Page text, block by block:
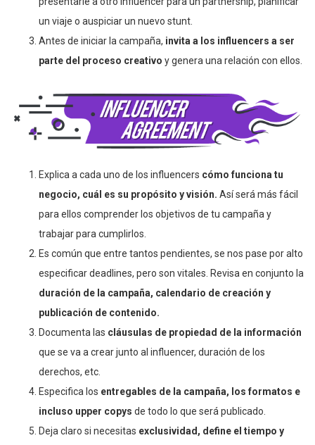
un viaje o auspiciar un nuevo stunt.
Antes de iniciar la campaña, invita a los influencers a ser
parte del proceso creativo y genera una relación con ellos.
Explica a cada uno de los influencers cómo funciona tu
negocio, cuál es su propósito y visión. Así será más fácil
para ellos comprender los objetivos de tu campaña y
trabajar para cumplirlos.
Es común que entre tantos pendientes, se nos pase por alto
especificar deadlines, pero son vitales. Revisa en conjunto la
duración de la campaña, calendario de creación y
publicación de contenido.
Documenta las cláusulas de propiedad de la información
que se va a crear junto al influencer, duración de los
derechos, etc.
Especifica los entregables de la campaña, los formatos e
incluso upper copys de todo lo que será publicado.
Deja claro si necesitas exclusividad, define el tiempo y